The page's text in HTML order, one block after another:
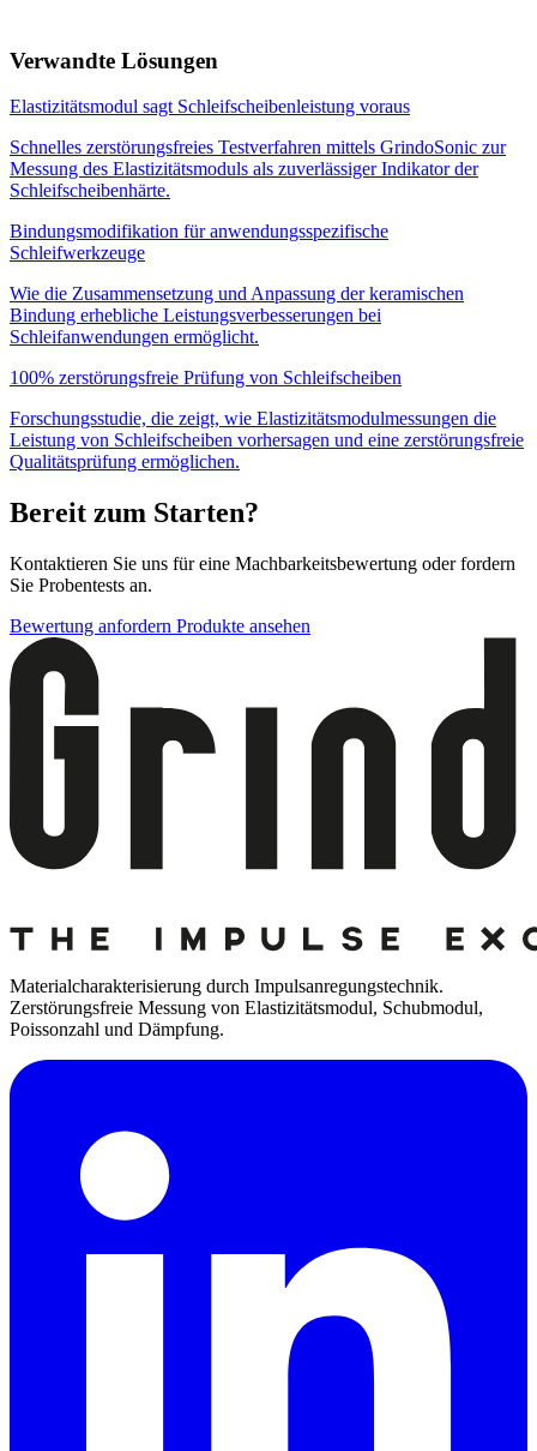
Verwandte Lösungen
Elastizitätsmodul sagt Schleifscheibenleistung voraus
Schnelles zerstörungsfreies Testverfahren mittels GrindoSonic zur
Messung des Elastizitätsmoduls als zuverlässiger Indikator der
Schleifscheibenhärte.
Bindungsmodifikation für anwendungsspezifische
Schleifwerkzeuge
Wie die Zusammensetzung und Anpassung der keramischen
Bindung erhebliche Leistungsverbesserungen bei
Schleifanwendungen ermöglicht.
100% zerstörungsfreie Prüfung von Schleifscheiben
Forschungsstudie, die zeigt, wie Elastizitätsmodulmessungen die
Leistung von Schleifscheiben vorhersagen und eine zerstörungsfreie
Qualitätsprüfung ermöglichen.
Bereit zum Starten?
Kontaktieren Sie uns für eine Machbarkeitsbewertung oder fordern
Sie Probentests an.
Bewertung anfordern Produkte ansehen
Materialcharakterisierung durch Impulsanregungstechnik.
Zerstörungsfreie Messung von Elastizitätsmodul, Schubmodul,
Poissonzahl und Dämpfung.